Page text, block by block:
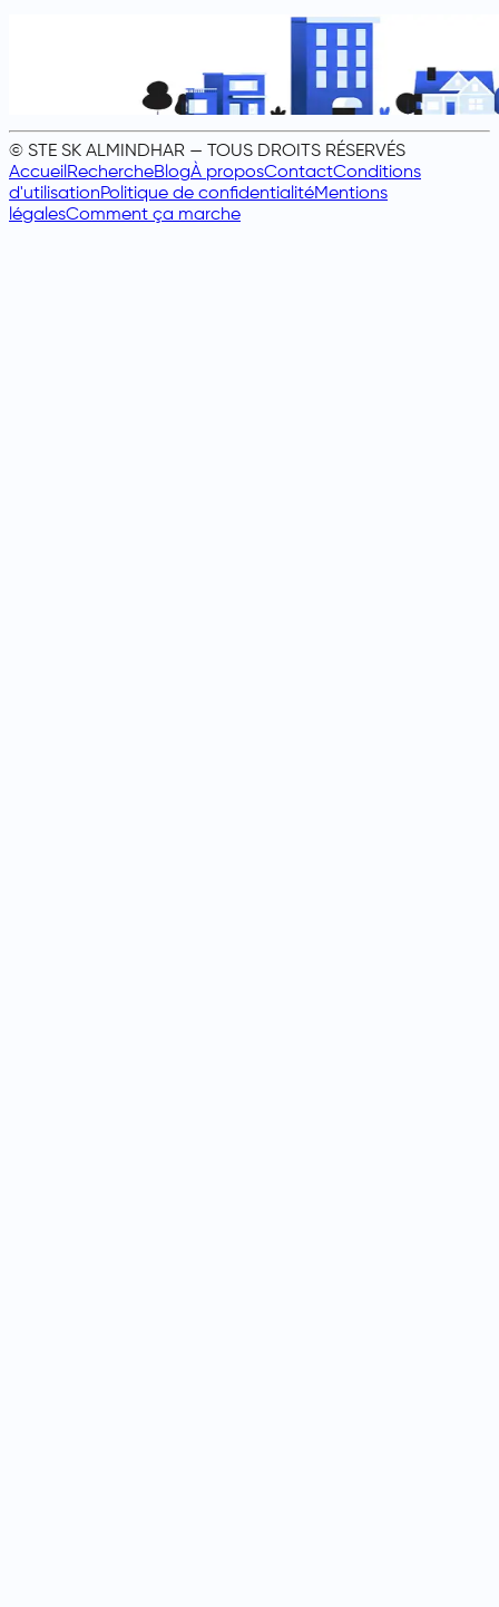
© STE SK ALMINDHAR — TOUS DROITS RÉSERVÉS
AccueilRechercheBlogÀ proposContactConditions
d'utilisationPolitique de confidentialitéMentions
légalesComment ça marche